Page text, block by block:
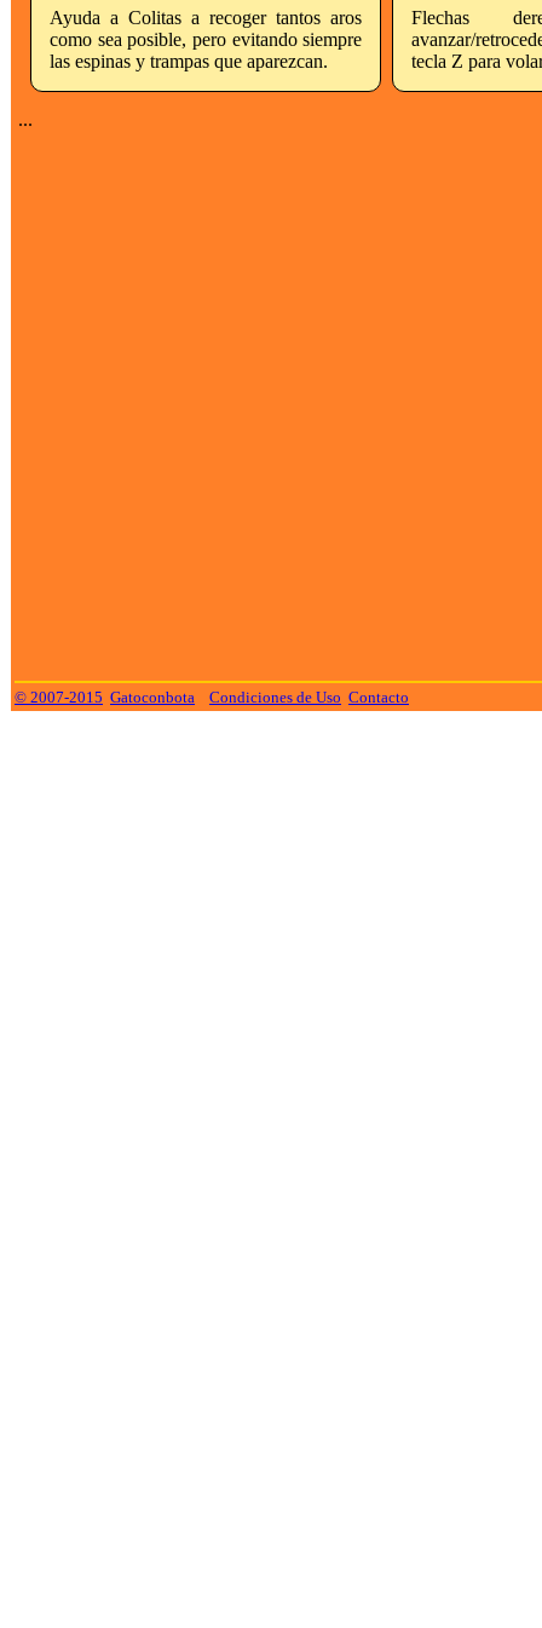
Ayuda a Colitas a recoger tantos aros
como sea posible, pero evitando siempre
las espinas y trampas que aparezcan.
Flechas
avanzar/
tecla Z para
...
© 2007-2015 Gatoconbota Condiciones de Uso Contacto